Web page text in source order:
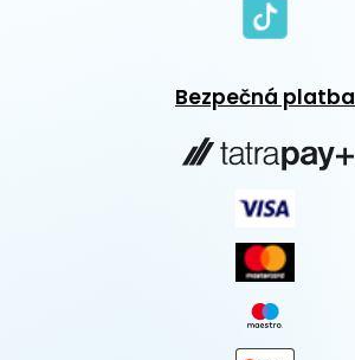
Bezpečná platba